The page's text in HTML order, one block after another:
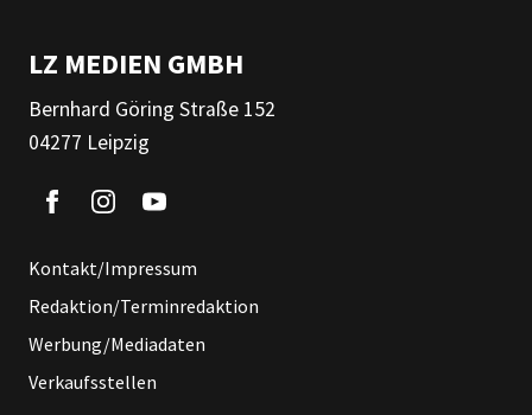
LZ MEDIEN GMBH
Bernhard Göring Straße 152
04277 Leipzig
Kontakt/Impressum
Redaktion/Terminredaktion
Werbung/Mediadaten
Verkaufsstellen